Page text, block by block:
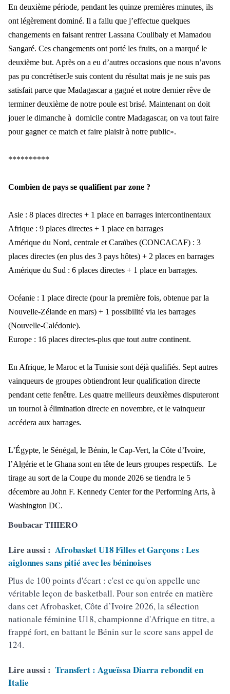
En deuxième période, pendant les quinze premières minutes, ils
ont légèrement dominé. Il a fallu que j’effectue quelques
changements en faisant rentrer Lassana Coulibaly et Mamadou
Sangaré. Ces changements ont porté les fruits, on a marqué le
deuxième but. Après on a eu d’autres occasions que nous n’avons
pas pu concrétiserJe suis content du résultat mais je ne suis pas
satisfait parce que Madagascar a gagné et notre dernier rêve de
terminer deuxième de notre poule est brisé. Maintenant on doit
jouer le dimanche à domicile contre Madagascar, on va tout faire
pour gagner ce match et faire plaisir à notre public».
**********
Combien de pays se qualifient par zone ?
Asie : 8 places directes + 1 place en barrages intercontinentaux
Afrique : 9 places directes + 1 place en barrages
Amérique du Nord, centrale et Caraïbes (CONCACAF) : 3
places directes (en plus des 3 pays hôtes) + 2 places en barrages
Amérique du Sud : 6 places directes + 1 place en barrages.
Océanie : 1 place directe (pour la première fois, obtenue par la
Nouvelle-Zélande en mars) + 1 possibilité via les barrages
(Nouvelle-Calédonie).
Europe : 16 places directes-plus que tout autre continent.
En Afrique, le Maroc et la Tunisie sont déjà qualifiés. Sept autres
vainqueurs de groupes obtiendront leur qualification directe
pendant cette fenêtre. Les quatre meilleurs deuxièmes disputeront
un tournoi à élimination directe en novembre, et le vainqueur
accédera aux barrages.
L’Égypte, le Sénégal, le Bénin, le Cap-Vert, la Côte d’Ivoire,
l’Algérie et le Ghana sont en tête de leurs groupes respectifs. Le
tirage au sort de la Coupe du monde 2026 se tiendra le 5
décembre au John F. Kennedy Center for the Performing Arts, à
Washington DC.
Boubacar THIERO
Lire aussi : Afrobasket U18 Filles et Garçons : Les
aiglonnes sans pitié avec les béninoises
Plus de 100 points d'écart : c'est ce qu'on appelle une
véritable leçon de basketball. Pour son entrée en matière
dans cet Afrobasket, Côte d’Ivoire 2026, la sélection
nationale féminine U18, championne d'Afrique en titre, a
frappé fort, en battant le Bénin sur le score sans appel de
124.
Lire aussi : Transfert : Agueïssa Diarra rebondit en
Italie